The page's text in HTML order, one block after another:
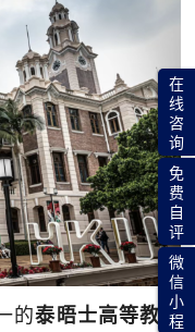
的泰晤士高等教育
在
线
咨
询
免
费
自
评
微
信
小
程